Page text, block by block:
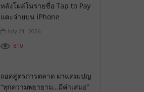
หลังโผล่ในรายชื่อ Tap to Pay
แตะจ่ายบน iPhone
July 21, 2026
810
ถอดสูตรการตลาด ผ่าแคมเปญ
“ทุกความพยายาม…มีค่าเสมอ”